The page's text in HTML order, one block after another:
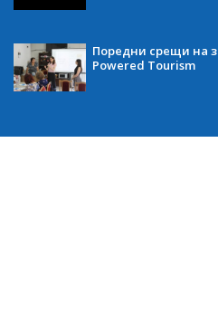
Поредни срещи на
Powered Tourism